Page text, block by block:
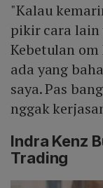
"Kalau
pikir cara
Kebetulan
ada yang
saya. Pas
nggak
Indra Kenz
Trading